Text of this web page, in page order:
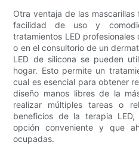
Otra ventaja de las mascarillas
facilidad de uso y
tratamientos LED
o en el consultorio de un
LED de silicona se pueden
hogar. Esto permite un
cual es esencial para obtener
diseño manos libres de la
realizar múltiples tareas o
beneficios de la terapia
opción conveniente y que
ocupadas.